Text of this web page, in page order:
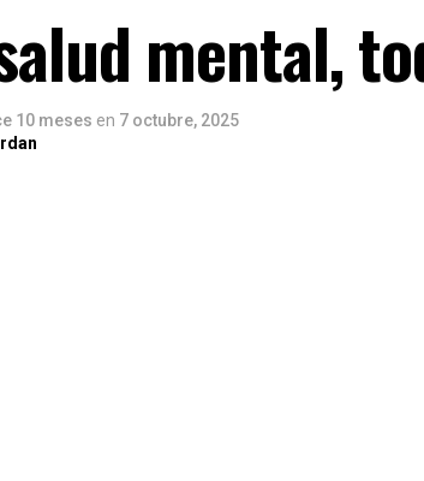
mental,
10 meses en 7 octubre, 2025